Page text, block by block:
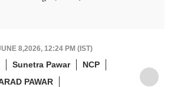
8,2026, 12:24 PM (IST)
Sunetra Pawar
NCP
PAWAR